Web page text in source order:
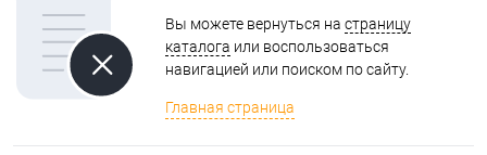
Вы можете вернуться на страницу
каталога или воспользоваться
навигацией или поиском по сайту.
Главная страница